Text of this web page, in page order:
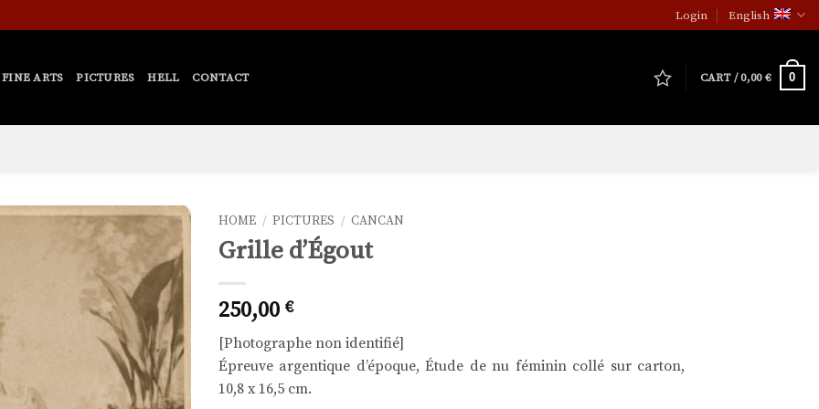
Login English
FINE ARTS PICTURES HELL CONTACT CART /0,00€ 0
Ajouter
à la liste
de
souhaits
HOME / PICTURES / CANCAN
Grille d’Égout
250,00 €
[Photographe non identifié]
Épreuve argentique d’époque, Étude de nu féminin collé sur carton,
10,8 x 16,5 cm.